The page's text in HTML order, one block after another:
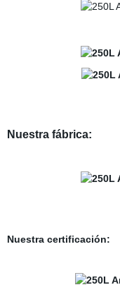
Nuestra fábrica:
Nuestra certificación: